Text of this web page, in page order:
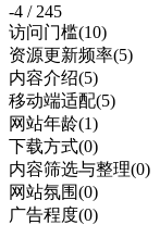
-4 / 245
访问门槛(10)
资源更新频率(5)
内容介绍(5)
移动端适配(5)
网站年龄(1)
下载方式(0)
内容筛选与整理(0)
网站氛围(0)
广告程度(0)